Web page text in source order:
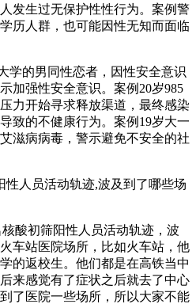
发生过无保护性性行为。案例警
历人群，也可能因性无知而面临
学的男同性恋者，因性安全意识
加强性安全意识。案例20岁985
力开始寻求释放渠道，最终感染
致的不健康行为。案例19岁大一
滋病病毒，警示避免不安全的社
性人员活动轨迹,波及到了哪些场
酸初筛阳性人员活动轨迹，波
车站医院场所，比如火车站，他
的返校生。他们都是在高铁当中
来感觉有了症状之后就去了中心
了医院一些场所，所以大家不能